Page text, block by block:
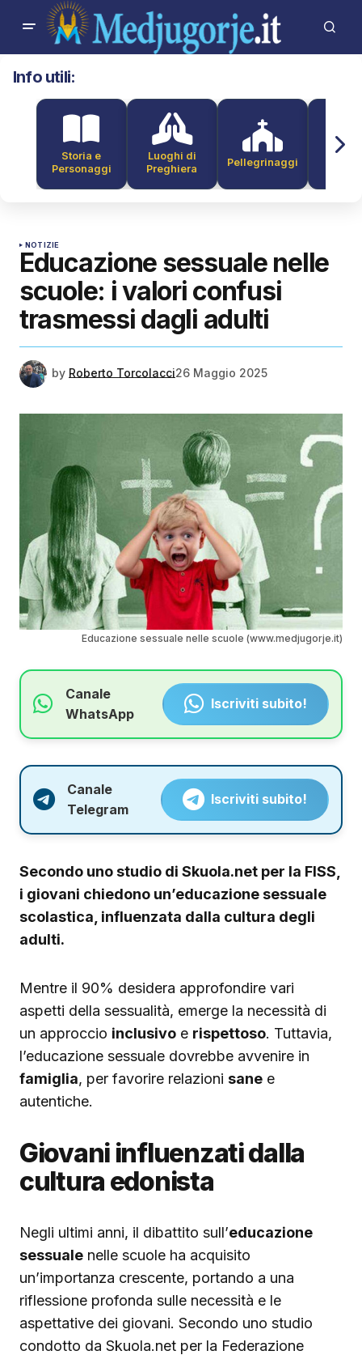
Info utili:
Storia e
Personaggi
Luoghi di
Preghiera
Pellegrinaggi
NOTIZIE
Educazione sessuale nelle
scuole: i valori confusi
trasmessi dagli adulti
by Roberto Torcolacci26 Maggio 2025
Educazione sessuale nelle scuole (www.medjugorje.it)
Canale
WhatsApp
Iscriviti subito!
Canale
Telegram
Iscriviti subito!
Secondo uno studio di Skuola.net per la FISS,
i giovani chiedono un’educazione sessuale
scolastica, influenzata dalla cultura degli
adulti.
Mentre il 90% desidera approfondire vari
aspetti della sessualità, emerge la necessità di
un approccio inclusivo e rispettoso. Tuttavia,
l’educazione sessuale dovrebbe avvenire in
famiglia, per favorire relazioni sane e
autentiche.
Giovani influenzati dalla
cultura edonista
Negli ultimi anni, il dibattito sull’educazione
sessuale nelle scuole ha acquisito
un’importanza crescente, portando a una
riflessione profonda sulle necessità e le
aspettative dei giovani. Secondo uno studio
condotto da Skuola.net per la Federazione